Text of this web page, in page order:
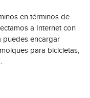
en términos de
a Internet con
puedes encargar
para bicicletas,